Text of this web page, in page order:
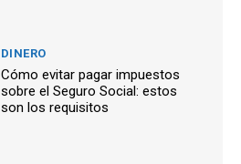
DINERO
Cómo evitar pagar impuestos
sobre el Seguro Social: estos
son los requisitos